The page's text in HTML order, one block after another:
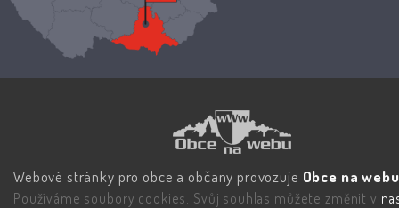
Webové stránky pro obce a občany provozuje Obce na
Používáme soubory cookies. Svůj souhlas můžete změnit v